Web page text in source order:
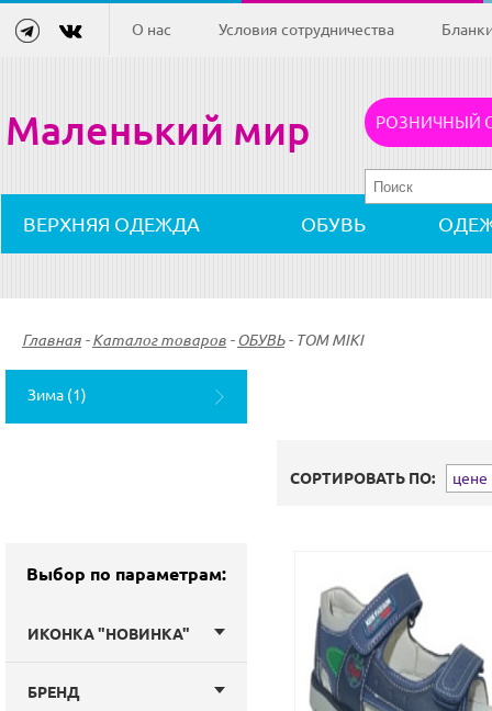
О нас Условия сотрудничества
Маленький мир РОЗНИЧНЫЙ
ВЕРХНЯЯ ОДЕЖДА ОБУВЬ
Главная - Каталог товаров - ОБУВЬ - TOM MIKI
Зима (1)
Выбор по параметрам:
ИКОНКА "НОВИНКА"
БРЕНД
СОРТИРОВАТЬ ПО: цене